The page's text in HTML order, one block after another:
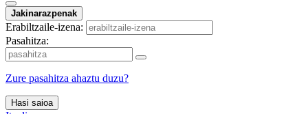
Jakinarazpenak
Erabiltzaile-izena:
Pasahitza:
Zure pasahitza ahaztu duzu?
Hasi saioa